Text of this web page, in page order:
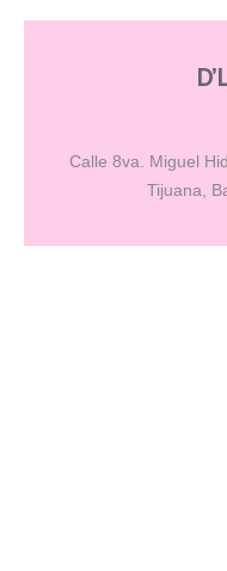
Calle 8va. Miguel
Tijuana,